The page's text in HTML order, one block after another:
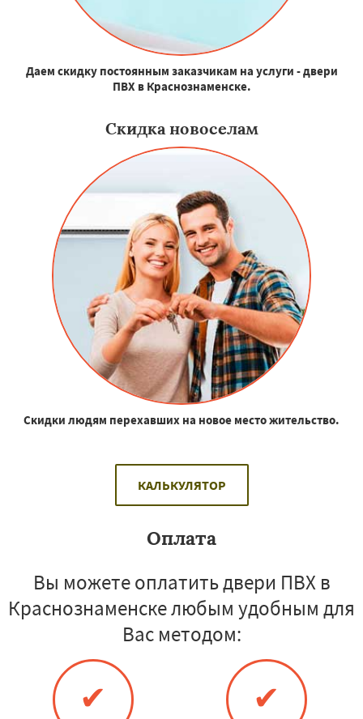
Даем скидку постоянным заказчикам на услуги - двери
ПВХ в Краснознаменске.
Скидка новоселам
Скидки людям перехавших на новое место жительство.
КАЛЬКУЛЯТОР
Оплата
Вы можете оплатить двери ПВХ в
Краснознаменске любым удобным для
Вас методом:
✔ ✔